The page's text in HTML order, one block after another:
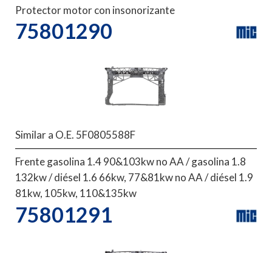
Protector motor con insonorizante
75801290
Similar a O.E. 5F0805588F
Frente gasolina 1.4 90&103kw no AA / gasolina 1.8
132kw / diésel 1.6 66kw, 77&81kw no AA / diésel 1.9
81kw, 105kw, 110&135kw
75801291